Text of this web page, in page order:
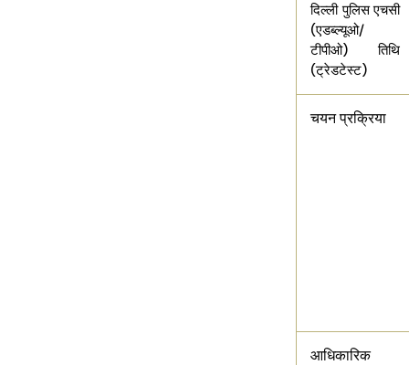
दिल्ली पुलिस एचसी
(एडब्ल्यूओ/
टीपीओ) तिथि
(ट्रेडटेस्ट)
चयन प्रक्रिया
आधिकारिक